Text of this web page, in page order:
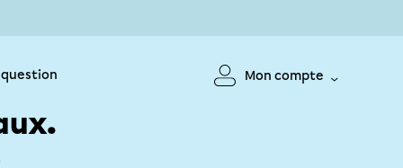
question Mon compte